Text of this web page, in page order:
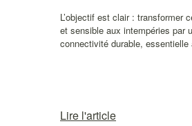
courte
L’objectif est clair : transformer
et sensible aux intempéries par
connectivité durable,
Lire l'article